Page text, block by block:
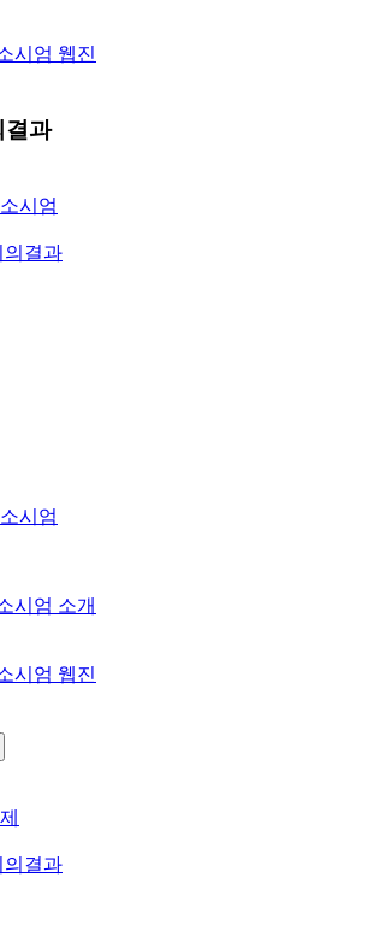
시엄 웹진
결과
시엄
의결과
시엄
시엄 소개
시엄 웹진
의결과